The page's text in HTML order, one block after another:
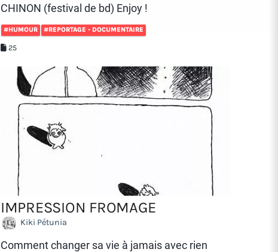
CHINON (festival de bd) Enjoy !
#HUMOUR #REPORTAGE - DOCUMENTAIRE
25
IMPRESSION FROMAGE
Kiki Pétunia
Comment changer sa vie à jamais avec rien